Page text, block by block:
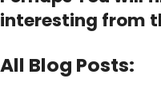
interesting from
All Blog Posts: